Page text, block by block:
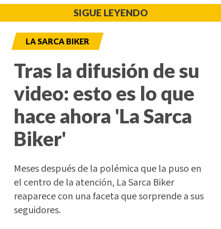
SIGUE LEYENDO
LA SARCA BIKER
Tras la difusión de su
video: esto es lo que
hace ahora 'La Sarca
Biker'
Meses después de la polémica que la puso en
el centro de la atención, La Sarca Biker
reaparece con una faceta que sorprende a sus
seguidores.